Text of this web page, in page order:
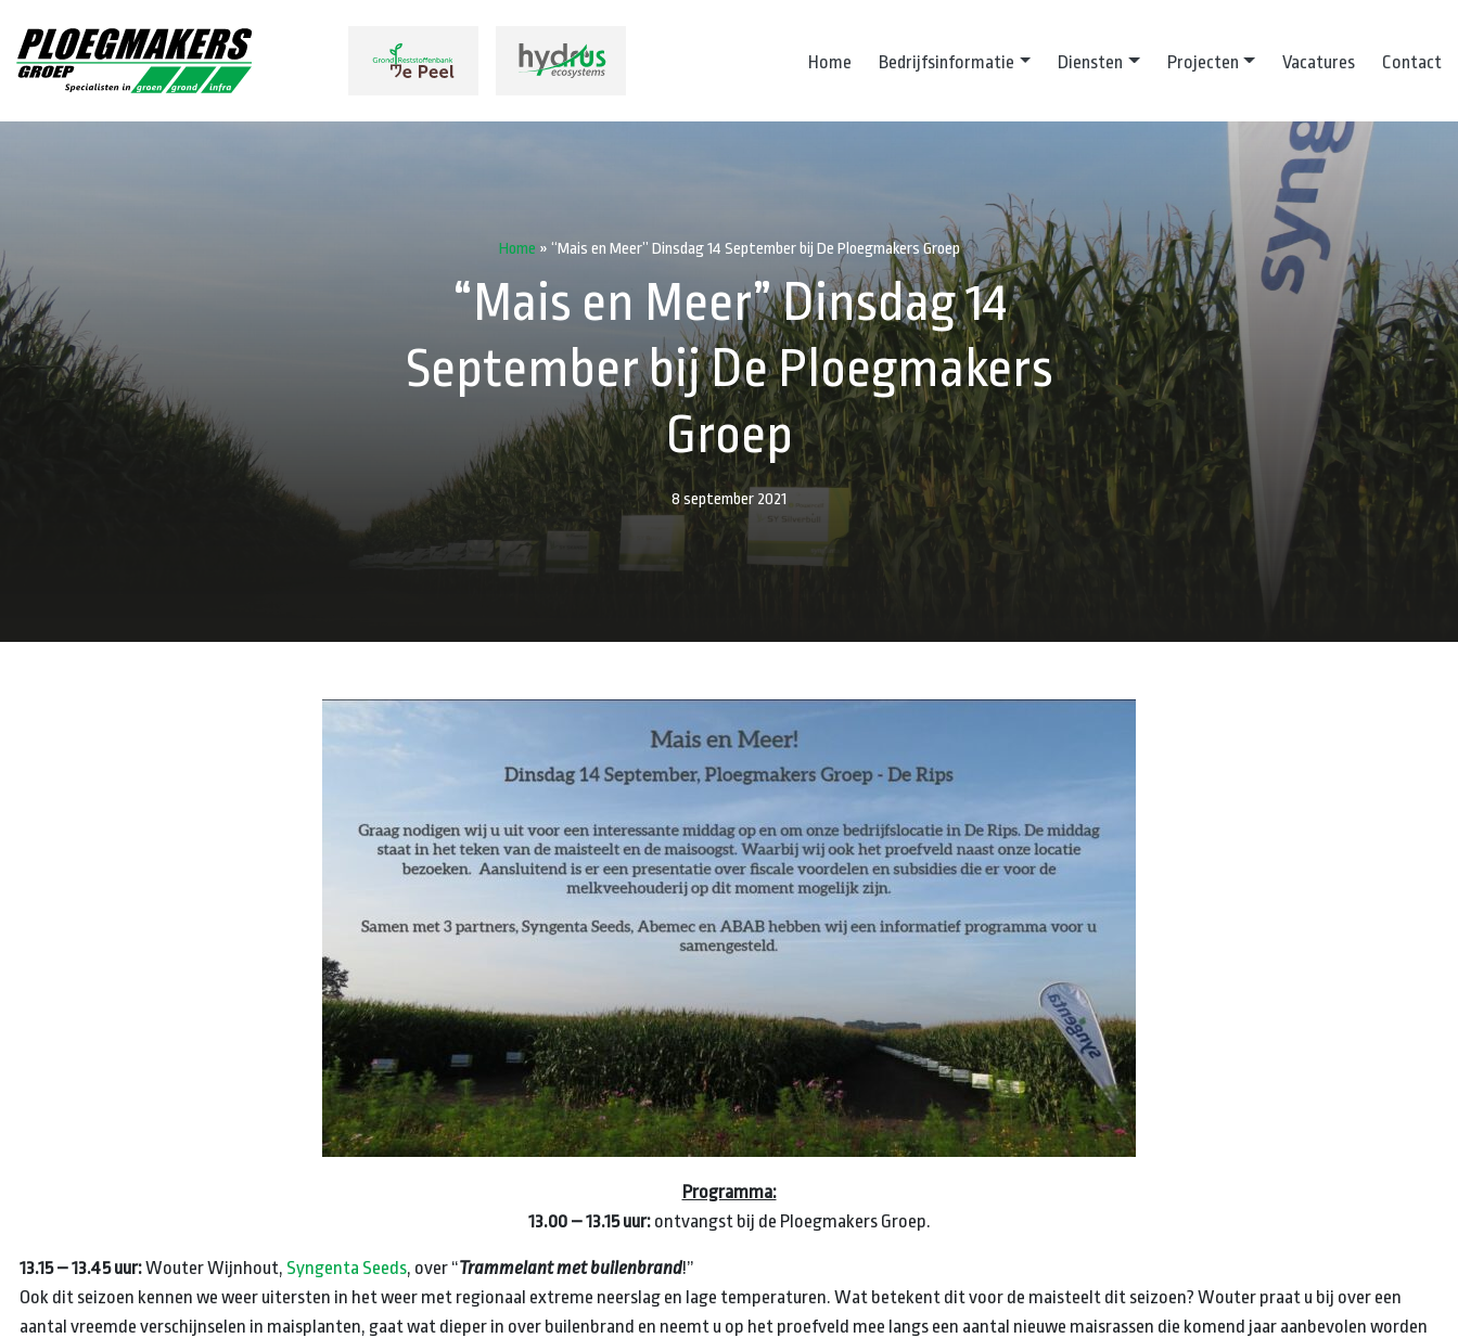
Home Bedrijfsinformatie Diensten Projecten Vacatures Contact
Home » “Mais en Meer” Dinsdag 14 September bij De Ploegmakers Groep
“Mais en Meer” Dinsdag 14
September bij De Ploegmakers
Groep
8 september 2021
Programma:
13.00 – 13.15 uur: ontvangst bij de Ploegmakers Groep.
13.15 – 13.45 uur:Wouter Wijnhout, Syngenta Seeds, over “Trammelant met builenbrand!”
Ook dit seizoen kennen we weer uitersten in het weer met regionaal extreme neerslag en lage temperaturen. Wat betekent dit voor de maisteelt dit seizoen? Wouter praat u bij over een
aantal vreemde verschijnselen in maisplanten, gaat wat dieper in over builenbrand en neemt u op het proefveld mee langs een aantal nieuwe maisrassen die komend jaar aanbevolen worden